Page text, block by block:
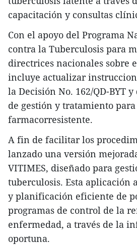
capacitación y consultas
Con el apoyo del Programa
contra la Tuberculosis para
directrices nacionales sobre
incluye actualizar
la Decisión No. 162/QD-BYT
de gestión y tratamiento
farmacorresistente.
A fin de facilitar los
lanzado una versión
VITIMES, diseñado para
tuberculosis. Esta aplicación
y planificación eficiente de
programas de control de la
enfermedad, a través de la
oportuna.